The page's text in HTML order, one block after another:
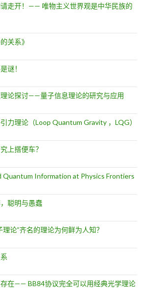
走开！—— 唯物主义世界观是中华民族的
关系》
谜！
论探讨——量子信息理论的研究与应用
力理论（Loop Quantum Gravity ，LQG）
上搭便车？
Quantum Information at Physics Frontiers
聪明与愚蠢
论”齐名的理论为何鲜为人知？
在—— BB84协议完全可以用经典光学理论